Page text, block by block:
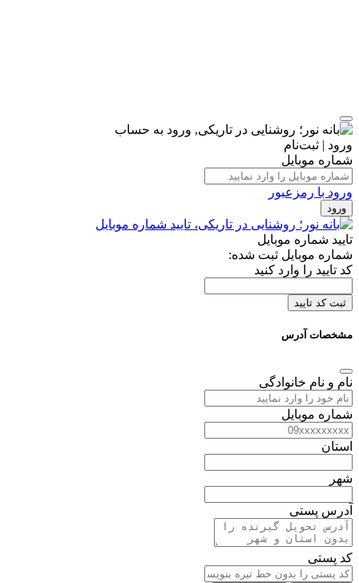
ورود | ثبت‌نام
شماره موبایل
ورود با رمزعبور
ورود
تایید شماره موبایل
شماره موبایل ثبت شده:
کد تایید را وارد کنید
ثبت کد تایید
مشخصات آدرس
نام و نام خانوادگی
شماره موبایل
استان
شهر
آدرس پستی
کد پستی